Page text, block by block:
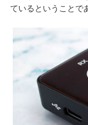
ているということで